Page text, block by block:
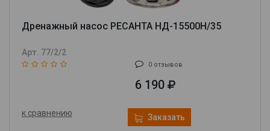
Дренажный насос РЕСАНТА НД-15500Н/35
Арт. 77/2/2
0 отзывов
6 190
к сравнению Заказать